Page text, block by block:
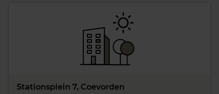
Stationsplein 7, Coevorden